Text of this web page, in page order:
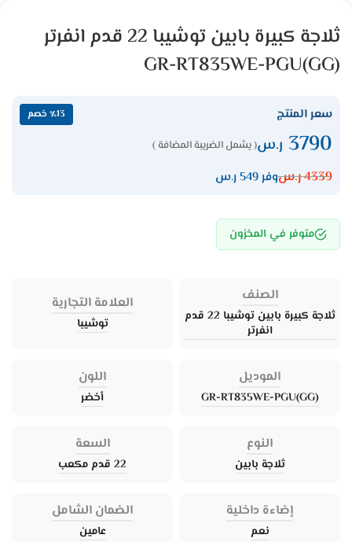
ثلاجة كبيرة بابين توشيبا 22 قدم انفرتر
GR-RT835WE-PGU(GG)
سعر المنتج ٪13 خصم
3790 ر.س( يشمل الضريبة المضافة )
4339ر.سوفر 549 ر.س
متوفر في المخزون
الصنف
ثلاجة كبيرة بابين توشيبا 22 قدم
انفرتر
العلامة التجارية
توشيبا
الموديل
GR-RT835WE-PGU(GG)
اللون
أخضر
النوع
ثلاجة بابين
السعة
22 قدم مكعب
إضاءة داخلية
نعم
الضمان الشامل
عامين